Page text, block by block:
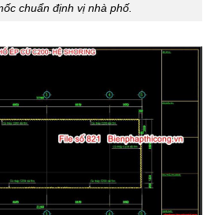
chuẩn định vị nhà phố.